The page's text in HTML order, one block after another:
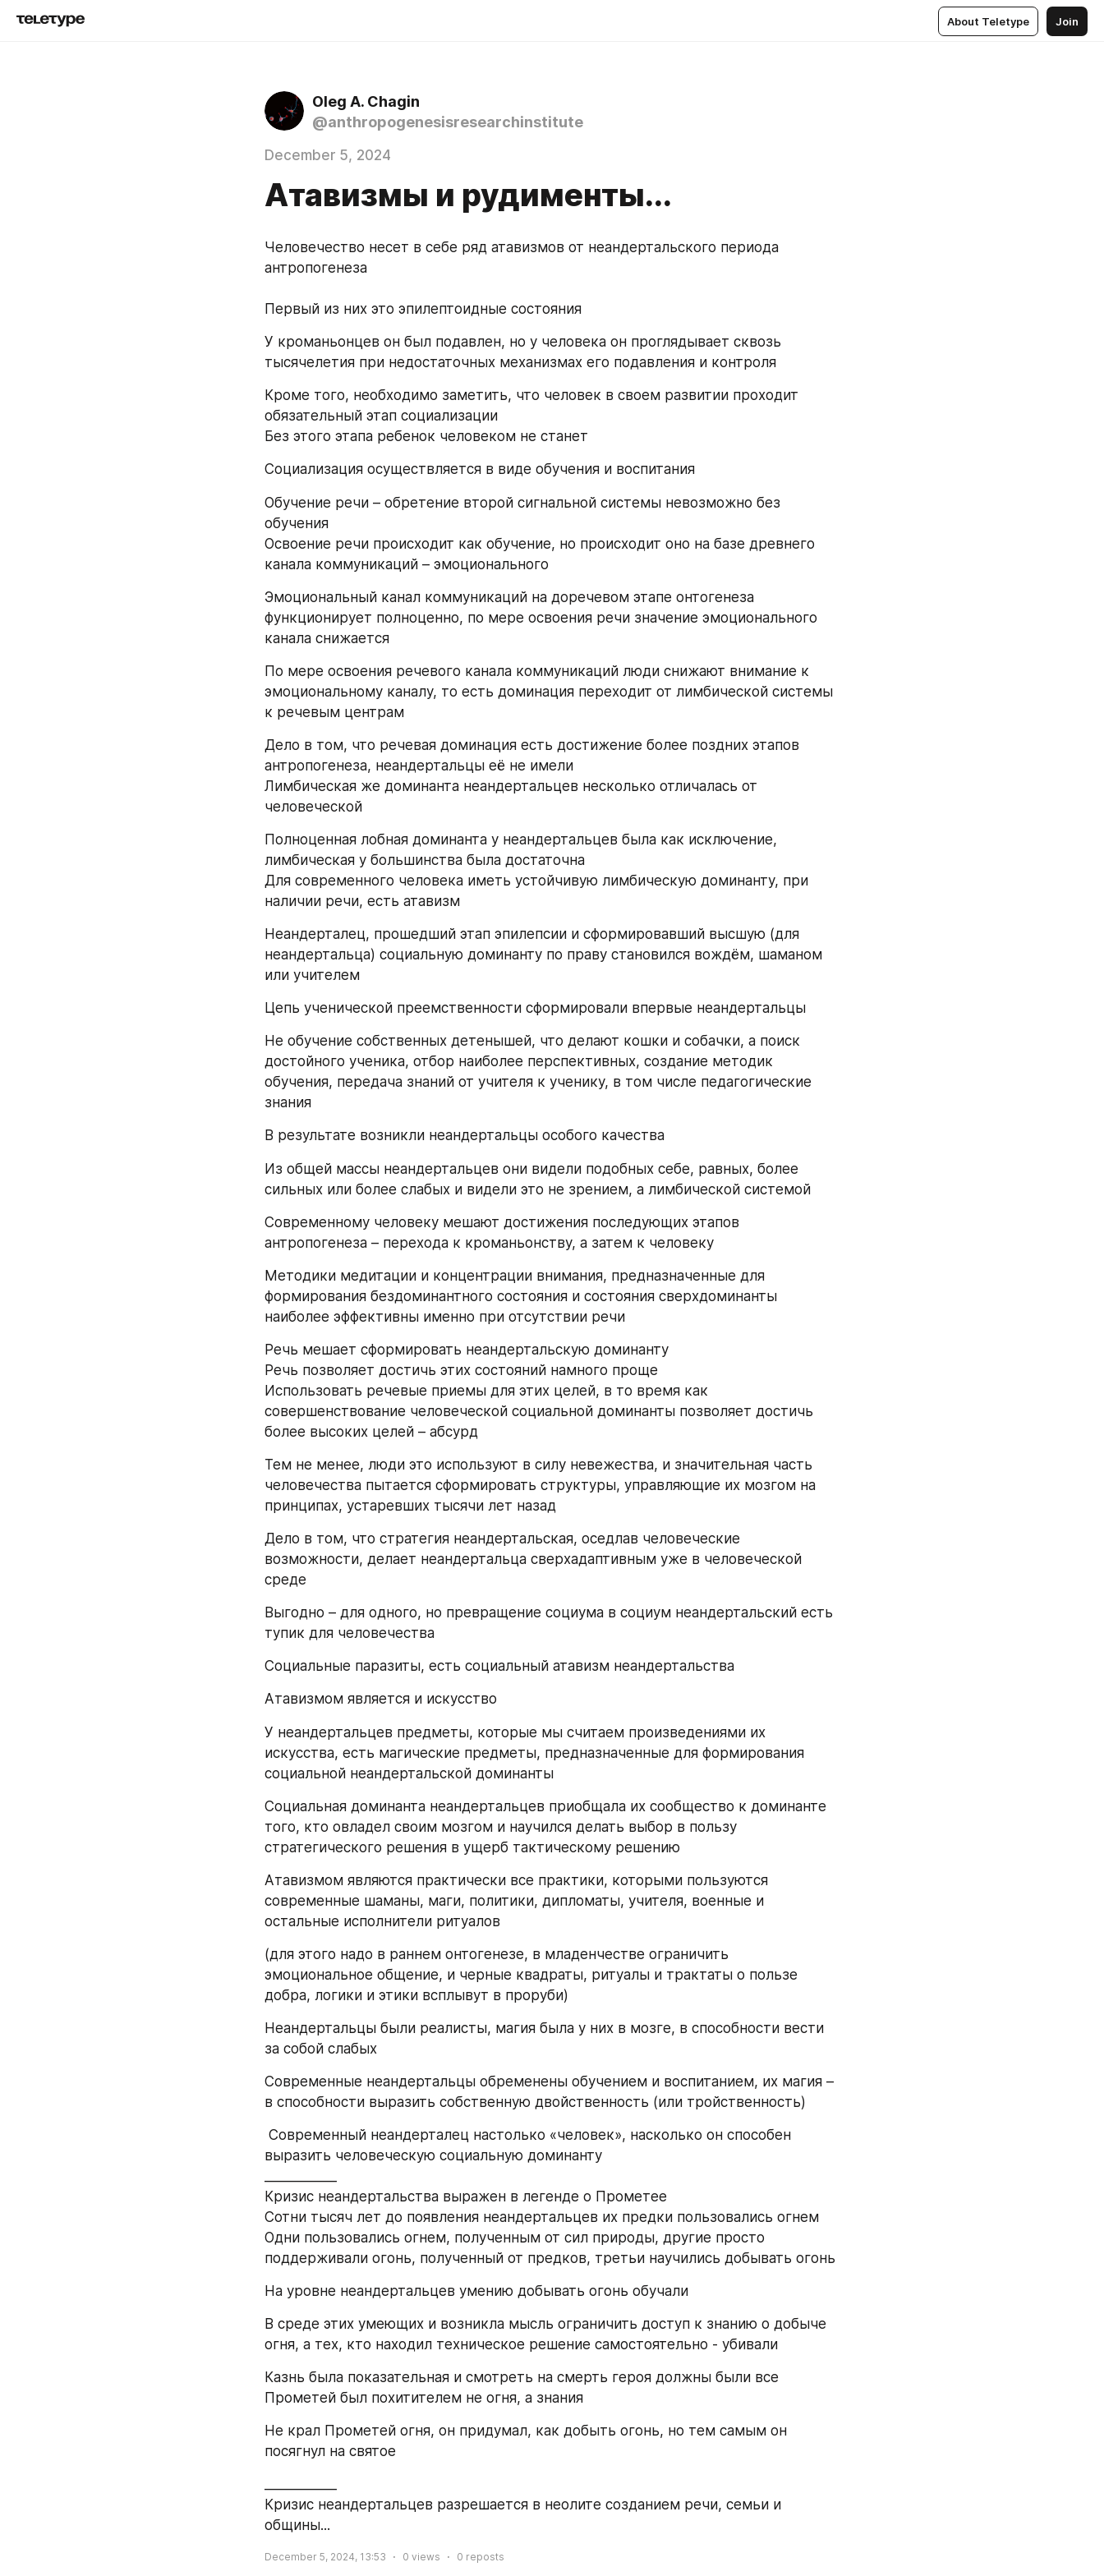
About Teletype Join
Oleg A. Chagin
@anthropogenesisresearchinstitute
December 5, 2024
Атавизмы и рудименты...
Человечество несет в себе ряд атавизмов от неандертальского периода
антропогенеза
Первый из них это эпилептоидные состояния
У кроманьонцев он был подавлен, но у человека он проглядывает сквозь
тысячелетия при недостаточных механизмах его подавления и контроля
Кроме того, необходимо заметить, что человек в своем развитии проходит
обязательный этап социализации
Без этого этапа ребенок человеком не станет
Социализация осуществляется в виде обучения и воспитания
Обучение речи – обретение второй сигнальной системы невозможно без
обучения
Освоение речи происходит как обучение, но происходит оно на базе древнего
канала коммуникаций – эмоционального
Эмоциональный канал коммуникаций на доречевом этапе онтогенеза
функционирует полноценно, по мере освоения речи значение эмоционального
канала снижается
По мере освоения речевого канала коммуникаций люди снижают внимание к
эмоциональному каналу, то есть доминация переходит от лимбической системы
к речевым центрам
Дело в том, что речевая доминация есть достижение более поздних этапов
антропогенеза, неандертальцы её не имели
Лимбическая же доминанта неандертальцев несколько отличалась от
человеческой
Полноценная лобная доминанта у неандертальцев была как исключение,
лимбическая у большинства была достаточна
Для современного человека иметь устойчивую лимбическую доминанту, при
наличии речи, есть атавизм
Неандерталец, прошедший этап эпилепсии и сформировавший высшую (для
неандертальца) социальную доминанту по праву становился вождём, шаманом
или учителем
Цепь ученической преемственности сформировали впервые неандертальцы
Не обучение собственных детенышей, что делают кошки и собачки, а поиск
достойного ученика, отбор наиболее перспективных, создание методик
обучения, передача знаний от учителя к ученику, в том числе педагогические
знания
В результате возникли неандертальцы особого качества
Из общей массы неандертальцев они видели подобных себе, равных, более
сильных или более слабых и видели это не зрением, а лимбической системой
Современному человеку мешают достижения последующих этапов
антропогенеза – перехода к кроманьонству, а затем к человеку
Методики медитации и концентрации внимания, предназначенные для
формирования бездоминантного состояния и состояния сверхдоминанты
наиболее эффективны именно при отсутствии речи
Речь мешает сформировать неандертальскую доминанту
Речь позволяет достичь этих состояний намного проще
Использовать речевые приемы для этих целей, в то время как
совершенствование человеческой социальной доминанты позволяет достичь
более высоких целей – абсурд
Тем не менее, люди это используют в силу невежества, и значительная часть
человечества пытается сформировать структуры, управляющие их мозгом на
принципах, устаревших тысячи лет назад
Дело в том, что стратегия неандертальская, оседлав человеческие
возможности, делает неандертальца сверхадаптивным уже в человеческой
среде
Выгодно – для одного, но превращение социума в социум неандертальский есть
тупик для человечества
Социальные паразиты, есть социальный атавизм неандертальства
Атавизмом является и искусство
У неандертальцев предметы, которые мы считаем произведениями их
искусства, есть магические предметы, предназначенные для формирования
социальной неандертальской доминанты
Социальная доминанта неандертальцев приобщала их сообщество к доминанте
того, кто овладел своим мозгом и научился делать выбор в пользу
стратегического решения в ущерб тактическому решению
Атавизмом являются практически все практики, которыми пользуются
современные шаманы, маги, политики, дипломаты, учителя, военные и
остальные исполнители ритуалов
(для этого надо в раннем онтогенезе, в младенчестве ограничить
эмоциональное общение, и черные квадраты, ритуалы и трактаты о пользе
добра, логики и этики всплывут в проруби)
Неандертальцы были реалисты, магия была у них в мозге, в способности вести
за собой слабых
Современные неандертальцы обременены обучением и воспитанием, их магия –
в способности выразить собственную двойственность (или тройственность)
выразить человеческую социальную доминанту
Кризис неандертальства выражен в легенде о Прометее
Сотни тысяч лет до появления неандертальцев их предки пользовались огнем
Одни пользовались огнем, полученным от сил природы, другие просто
поддерживали огонь, полученный от предков, третьи научились добывать огонь
На уровне неандертальцев умению добывать огонь обучали
В среде этих умеющих и возникла мысль ограничить доступ к знанию о добыче
огня, а тех, кто находил техническое решение самостоятельно - убивали
Казнь была показательная и смотреть на смерть героя должны были все
Прометей был похитителем не огня, а знания
Не крал Прометей огня, он придумал, как добыть огонь, но тем самым он
посягнул на святое
Кризис неандертальцев разрешается в неолите созданием речи, семьи и
общины...
December 5, 2024, 13:53 0 views 0 reposts